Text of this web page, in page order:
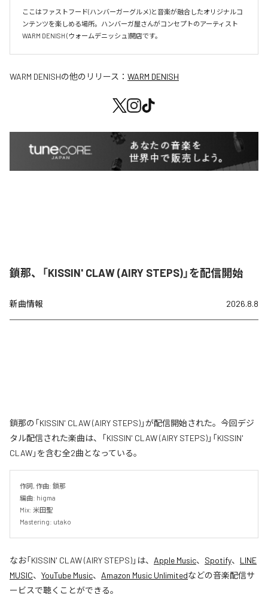
ここはファストフード(ハンバーガーグルメ)と音楽が融合したオリジナルコ
ンテンツを楽しめる場所。ハンバーガ屋さんがコンセプトのアーティスト
WARM DENISH (ウォームデニッシュ)開店です。
WARM DENISHの他のリリース： WARM DENISH
鎖那、「KISSIN' CLAW (AIRY STEPS)」を配信開始
新曲情報 2026.8.8
鎖那の「KISSIN' CLAW (AIRY STEPS)」が配信開始された。今回デジ
タル配信された楽曲は、「KISSIN' CLAW (AIRY STEPS)」「KISSIN'
CLAW」を含む全2曲となっている。
作詞, 作曲: 鎖那
編曲: higma
Mix: 米田聖
Mastering: utako
なお「KISSIN' CLAW (AIRY STEPS)」は、 Apple Music、 Spotify、 LINE
MUSIC、 YouTube Music、 Amazon Music Unlimitedなどの音楽配信サ
ービスで聴くことができる。